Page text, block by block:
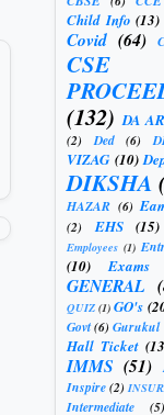
Child Info (13)
Covid (64)
CSE
(132) DA
(2) Ded (6)
VIZAG (10)
DIKSHA
HAZAR (6)
(2) EHS (15)
Employees (1)
(10) Exams
GENERAL
QUIZ (1) GO's
Govt(6)Gurukul
Hall Ticket
IMMS (51)
Inspire(2)
Intermediate (5)